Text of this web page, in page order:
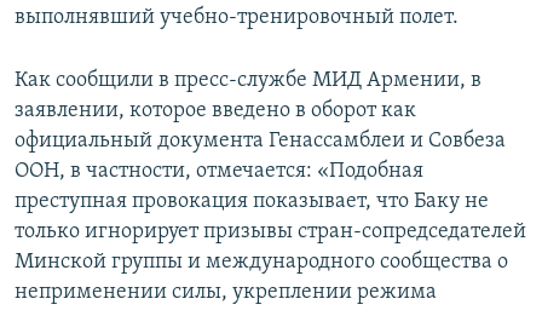
АРХИВ
Հայերեն
English
Русский
Все сайты Радио Азатутюн
выполнявший учебно-тренировочный полет.
Как сообщили в пресс-службе МИД Армении, в
заявлении, которое введено в оборот как
официальный документа Генассамблеи и Совбеза
ООН, в частности, отмечается: «Подобная
преступная провокация показывает, что Баку не
только игнорирует призывы стран-сопредседателей
Минской группы и международного сообщества о
неприменении силы, укреплении режима